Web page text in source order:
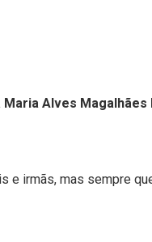
Maria Alves Magalhães
e irmãs, mas sempre